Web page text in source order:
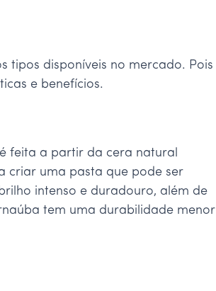
tipos disponíveis no mercado. Pois
e benefícios.
feita a partir da cera natural
criar uma pasta que pode ser
intenso e duradouro, além de
tem uma durabilidade menor